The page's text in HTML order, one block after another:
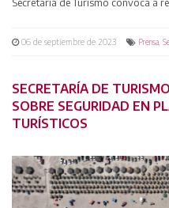
06 de septiembre de 2023 Prensa
SECRETARÍA DE
SOBRE SEGURIDAD EN
TURÍSTICOS